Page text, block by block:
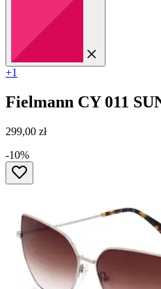
+1
Fielmann CY 011
299,00 zł
-10%